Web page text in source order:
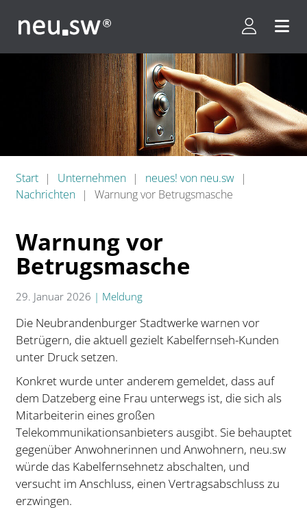
Start Unternehmen
neues! von neu.sw
Nachrichten
Warnung vor Betrugsmasche
Warnung vor
Betrugsmasche
29. Januar 2026 | Meldung
Die Neubrandenburger Stadtwerke warnen vor
Betrügern, die aktuell gezielt Kabelfernseh-Kunden
unter Druck setzen.
Konkret wurde unter anderem gemeldet, dass auf
dem Datzeberg eine Frau unterwegs ist, die sich als
Mitarbeiterin eines großen
Telekommunikationsanbieters ausgibt. Sie behauptet
gegenüber Anwohnerinnen und Anwohnern, neu.sw
würde das Kabelfernsehnetz abschalten, und
versucht im Anschluss, einen Vertragsabschluss zu
erzwingen.